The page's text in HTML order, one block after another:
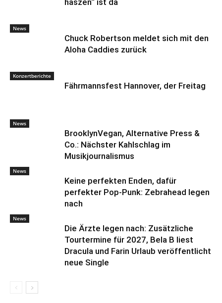
haszen“ ist da
News
Chuck Robertson meldet sich mit den
Aloha Caddies zurück
Konzertberichte
Fährmannsfest Hannover, der Freitag
News
BrooklynVegan, Alternative Press &
Co.: Nächster Kahlschlag im
Musikjournalismus
News
Keine perfekten Enden, dafür
perfekter Pop-Punk: Zebrahead legen
nach
News
Die Ärzte legen nach: Zusätzliche
Tourtermine für 2027, Bela B liest
Dracula und Farin Urlaub veröffentlicht
neue Single